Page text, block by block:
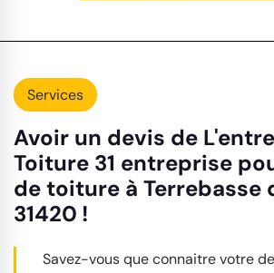
Services
Avoir un devis de
Toiture 31 entreprise
de toiture à Terrebasse
31420 !
Savez-vous que connaitre votre